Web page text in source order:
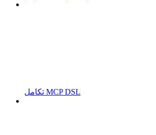
تكامل MCP DSL